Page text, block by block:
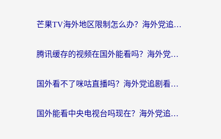
芒果TV海外地区限制怎么办？海外党追剧看片的实用加速器选择指南
腾讯缓存的视频在国外能看吗？海外党追剧看片的终极解决方案
国外看不了咪咕直播吗？海外党追剧看片的加速器选择指南
国外能看中央电视台吗现在？海外党追剧看央视的实用指南